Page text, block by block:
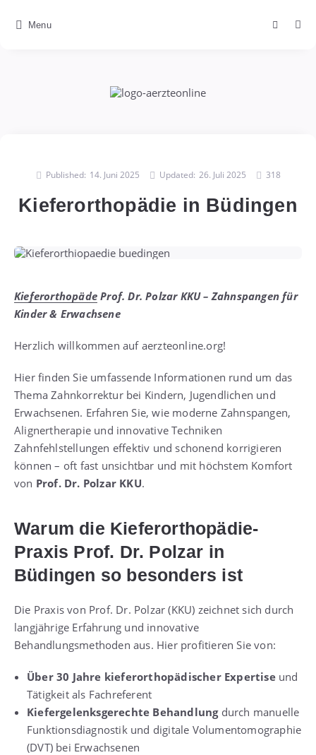
Published: 14. Juni 2025 Updated: 26. Juli 2025 318
Kieferorthopädie in Büdingen
Kieferorthopäde Prof. Dr. Polzar KKU – Zahnspangen für
Kinder & Erwachsene
Herzlich willkommen auf aerzteonline.org!
Hier finden Sie umfassende Informationen rund um das
Thema Zahnkorrektur bei Kindern, Jugendlichen und
Erwachsenen. Erfahren Sie, wie moderne Zahnspangen,
Alignertherapie und innovative Techniken
Zahnfehlstellungen effektiv und schonend korrigieren
können – oft fast unsichtbar und mit höchstem Komfort
von Prof. Dr. Polzar KKU.
Warum die Kieferorthopädie-
Praxis Prof. Dr. Polzar in
Büdingen so besonders ist
Die Praxis von Prof. Dr. Polzar (KKU) zeichnet sich durch
langjährige Erfahrung und innovative
Behandlungsmethoden aus. Hier profitieren Sie von:
Über 30 Jahre kieferorthopädischer Expertiseund
Tätigkeit als Fachreferent
Kiefergelenksgerechte Behandlungdurch manuelle
Funktionsdiagnostik und digitale Volumentomographie
(DVT) bei Erwachsenen
Menu